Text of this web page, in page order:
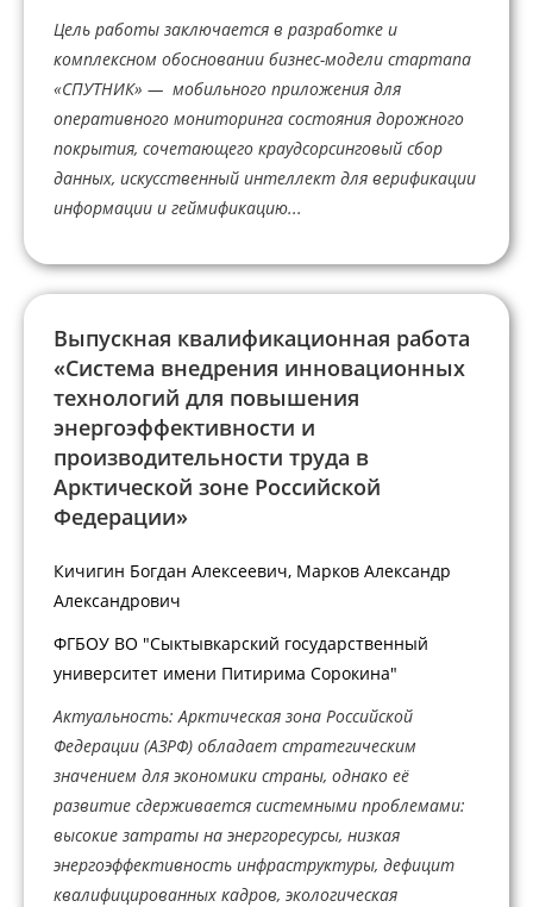
Цель работы заключается в разработке и
комплексном обосновании бизнес-модели стартапа
«СПУТНИК» — мобильного приложения для
оперативного мониторинга состояния дорожного
покрытия, сочетающего краудсорсинговый сбор
данных, искусственный интеллект для верификации
информации и геймификацию...
Выпускная квалификационная работа
«Система внедрения инновационных
технологий для повышения
энергоэффективности и
производительности труда в
Арктической зоне Российской
Федерации»
Кичигин Богдан Алексеевич, Марков Александр
Александрович
ФГБОУ ВО "Сыктывкарский государственный
университет имени Питирима Сорокина"
Актуальность: Арктическая зона Российской
Федерации (АЗРФ) обладает стратегическим
значением для экономики страны, однако её
развитие сдерживается системными проблемами:
высокие затраты на энергоресурсы, низкая
энергоэффективность инфраструктуры, дефицит
квалифицированных кадров, экологическая